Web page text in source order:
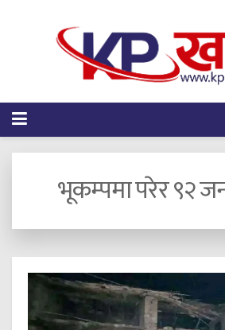
भूकम्पमा परेर ९२